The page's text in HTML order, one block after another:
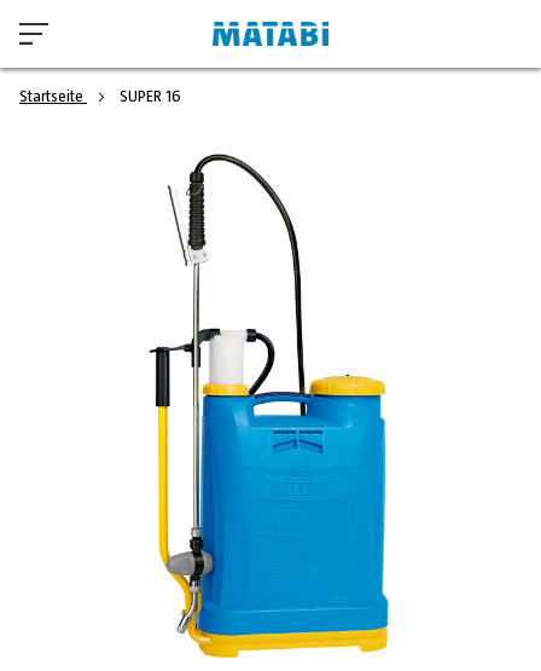
Startseite SUPER 16